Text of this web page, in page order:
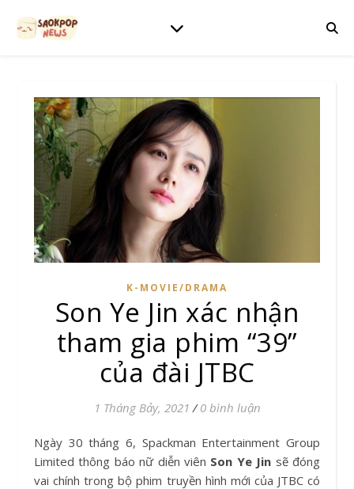
K-MOVIE/DRAMA
Son Ye Jin xác nhận
tham gia phim “39”
của đài JTBC
1 Tháng Bảy, 2021 / 0 bình luận
Ngày 30 tháng 6, Spackman Entertainment Group
Limited thông báo nữ diễn viên Son Ye Jin sẽ đóng
vai chính trong bộ phim truyền hình mới của JTBC có